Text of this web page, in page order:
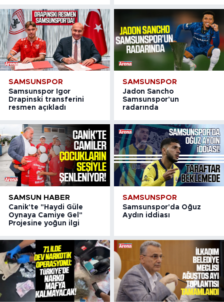
SAMSUNSPOR
Samsunspor Igor
Drapinski transferini
resmen açıkladı
SAMSUNSPOR
Jadon Sancho
Samsunspor'un
radarında
SAMSUN HABER
Canik'te "Haydi Güle
Oynaya Camiye Gel"
Projesine yoğun ilgi
SAMSUNSPOR
Samsunspor'da Oğuz
Aydın iddiası